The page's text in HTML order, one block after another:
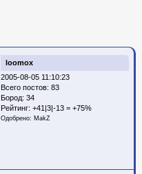
loomox
2005-08-05 11:10:23
Всего постов: 83
Бород: 34
Рейтинг: +41|3|-13 = +75%
Одобрено: MakZ